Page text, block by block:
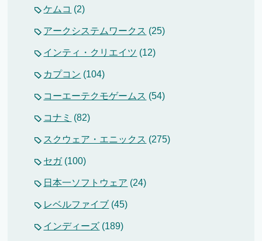
ケムコ (2)
アークシステムワークス (25)
インティ・クリエイツ (12)
カプコン (104)
コーエーテクモゲームス (54)
コナミ (82)
スクウェア・エニックス (275)
セガ(100)
日本一ソフトウェア (24)
レベルファイブ (45)
インディーズ (189)